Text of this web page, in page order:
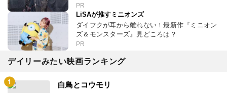
PR
LiSAが推すミニオンズ
ダイフクが耳から離れない！最新作『ミニオン
ズ＆モンスターズ』見どころは？
PR
デイリーみたい映画ランキング
白鳥とコウモリ